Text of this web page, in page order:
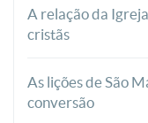
A relação da
cristãs
As lições de São
conversão